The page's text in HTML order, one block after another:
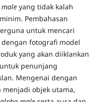
yang tidak kalah
Pembahasan
untuk mencari
fotografi model
yang akan diiklankan
penunjang
Mengenai dengan
objek utama,